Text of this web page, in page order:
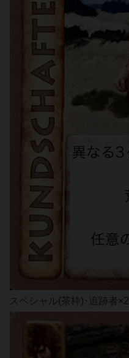
スペシャル(茶枠)･追跡者×2